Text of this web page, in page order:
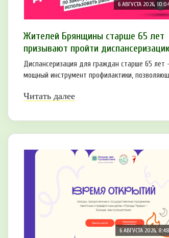
6 АВГУСТА 2026,
Жителей Брянщины старше 65 лет
призывают пройти
Диспансеризация для граждан старше 65 лет
мощный инструмент профилактики,
Читать далее
6 АВГУСТА 2026, 8:48